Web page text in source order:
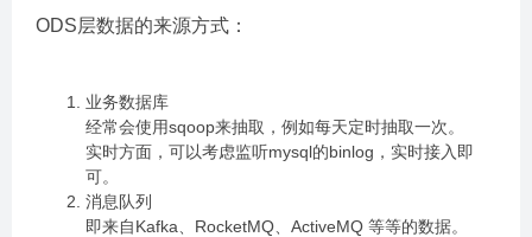
ODS层数据的来源方式：
业务数据库
经常会使用sqoop来抽取，例如每天定时抽取一次。
实时方面，可以考虑监听mysql的binlog，实时接入即
可。
消息队列
即来自Kafka、RocketMQ、ActiveMQ 等等的数据。